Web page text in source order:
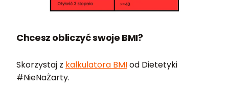
Chcesz obliczyć swoje BMI?
Skorzystaj z kalkulatora BMIod Dietetyki
#NieNaŻarty.